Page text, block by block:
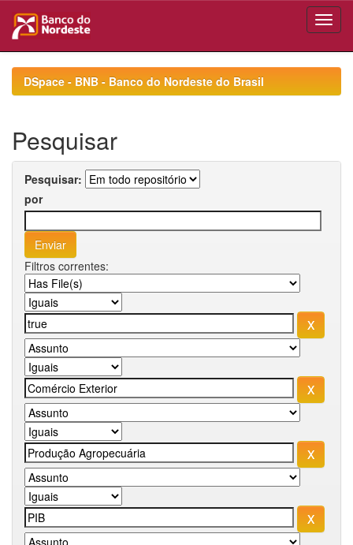
navigationDSpace - BNB - Banco do Nordeste do Brasil
Pesquisar
Pesquisar:
por
Filtros correntes: